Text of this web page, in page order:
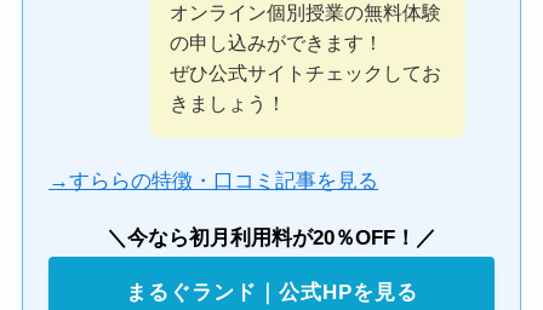
オンライン個別授業の無料体験
の申し込みができます！
ぜひ公式サイトチェックしてお
きましょう！
→すららの特徴・口コミ記事を見る
＼今なら初月利用料が20％OFF！／
まるぐランド｜公式HPを見る